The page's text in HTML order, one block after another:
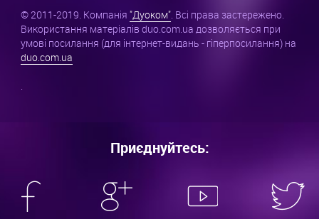
© 2011-2019. Компанія "Дуоком". Всі права застережено.
Використання матеріалів duo.com.ua дозволяється при
умові посилання (для інтернет-видань - гіперпосилання) на
duo.com.ua
.
Приєднуйтесь: